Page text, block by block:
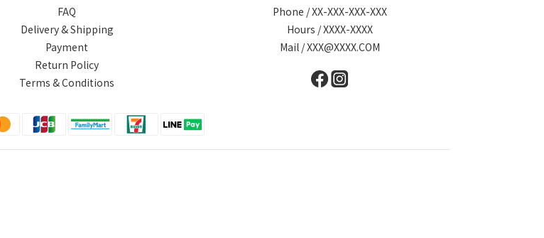
FAQ
Delivery & Shipping
Payment
Return Policy
Terms & Conditions
Phone / XX-XXX-XXX-XXX
Hours / XXXX-XXXX
Mail / XXX@XXXX.COM